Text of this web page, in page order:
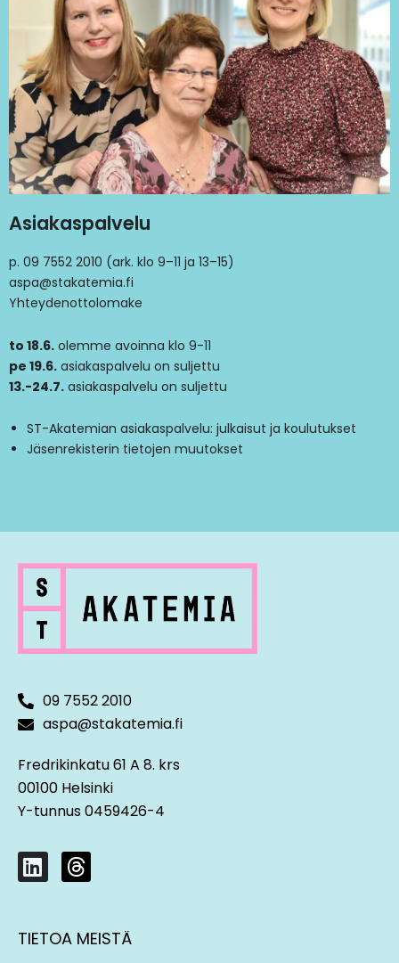
Asiakaspalvelu
p. 09 7552 2010 (ark. klo 9–11 ja 13–15)
aspa@stakatemia.fi
Yhteydenottolomake
to 18.6. olemme avoinna klo 9-11
pe 19.6. asiakaspalvelu on suljettu
13.-24.7. asiakaspalvelu on suljettu
ST-Akatemian asiakaspalvelu: julkaisut ja koulutukset
Jäsenrekisterin tietojen muutokset
09 7552 2010
aspa@stakatemia.fi
Fredrikinkatu 61 A 8. krs
00100 Helsinki
Y-tunnus 0459426-4
L
i
k
e
T
h
e
a
TIETOA MEISTÄ